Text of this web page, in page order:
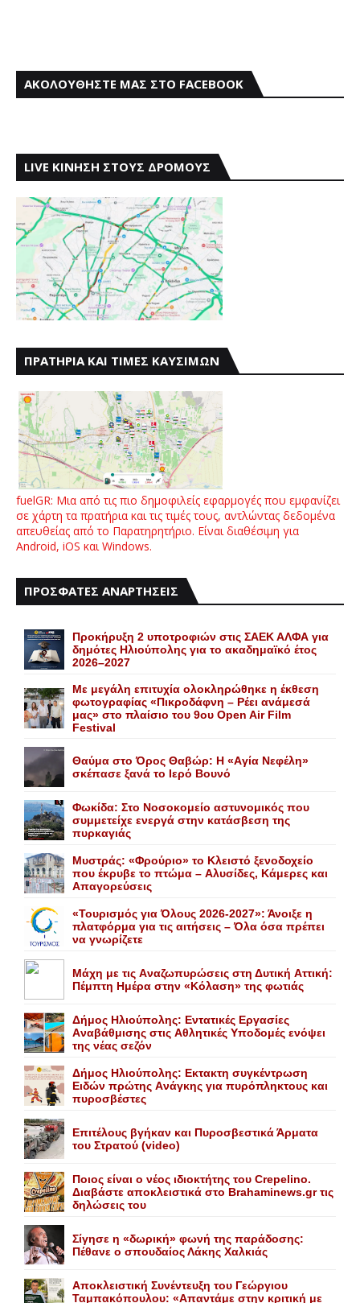
ΑΚΟΛΟΥΘΗΣΤΕ ΜΑΣ ΣΤΟ FACEBOOK
LIVE ΚΙΝΗΣΗ ΣΤΟΥΣ ΔΡΟΜΟΥΣ
ΠΡΑΤΗΡΙΑ ΚΑΙ ΤΙΜΕΣ ΚΑΥΣΙΜΩΝ
fuelGR: Μια από τις πιο δημοφιλείς εφαρμογές που εμφανίζει
σε χάρτη τα πρατήρια και τις τιμές τους, αντλώντας δεδομένα
απευθείας από το Παρατηρητήριο. Είναι διαθέσιμη για
Android, iOS και Windows.
ΠΡΟΣΦΑΤΕΣ ΑΝΑΡΤΗΣΕΙΣ
Προκήρυξη 2 υποτροφιών στις ΣΑΕΚ ΑΛΦΑ για
δημότες Ηλιούπολης για το ακαδημαϊκό έτος
2026–2027
Με μεγάλη επιτυχία ολοκληρώθηκε η έκθεση
φωτογραφίας «Πικροδάφνη – Ρέει ανάμεσά
μας» στο πλαίσιο του 9ου Open Air Film
Festival
Θαύμα στο Όρος Θαβώρ: H «Aγία Nεφέλη»
σκέπασε ξανά το Iερό Bουνό
Φωκίδα: Στο Νοσοκομείο αστυνομικός που
συμμετείχε ενεργά στην κατάσβεση της
πυρκαγιάς
Mυστράς: «Φρούριο» το Kλειστό ξενοδοχείο
που έκρυβε το πτώμα – Aλυσίδες, Kάμερες και
Aπαγορεύσεις
«Τουρισμός για Όλους 2026-2027»: Άνοιξε η
πλατφόρμα για τις αιτήσεις – Όλα όσα πρέπει
να γνωρίζετε
Mάχη με τις Aναζωπυρώσεις στη Δυτική Aττική:
Πέμπτη Hμέρα στην «Kόλαση» της φωτιάς
Δήμος Ηλιούπολης: Eντατικές Eργασίες
Aναβάθμισης στις Aθλητικές Yποδομές ενόψει
της νέας σεζόν
Δήμος Ηλιούπολης: Eκτακτη συγκέντρωση
Eιδών πρώτης Aνάγκης για πυρόπληκτους και
πυροσβέστες
Επιτέλους βγήκαν και Πυροσβεστικά Άρματα
του Στρατού (video)
Ποιος είναι ο νέος ιδιοκτήτης του Crepelino.
Διαβάστε αποκλειστικά στο Brahaminews.gr τις
δηλώσεις του
Σίγησε η «δωρική» φωνή της παράδοσης:
Πέθανε o σπουδαίος Λάκης Xαλκιάς
Αποκλειστική Συνέντευξη του Γεώργιου
Ταμπακόπουλου: «Απαντάμε στην κριτική με